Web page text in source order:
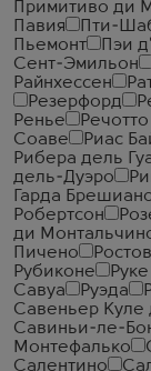
Примитиво ди
Павия
Пти-
Пьемонт
Пэи
Сент-Эмильон
Райнхессен
Резерфорд
Ренье
Соаве
Риас
Рибера дель
дель-Дуэро
Гарда
Робертсон
ди
Пичено
Рубиконе
Савуа
Руэда
Савеньер Куле
Савиньи-ле-
Монтефалько
Салентино